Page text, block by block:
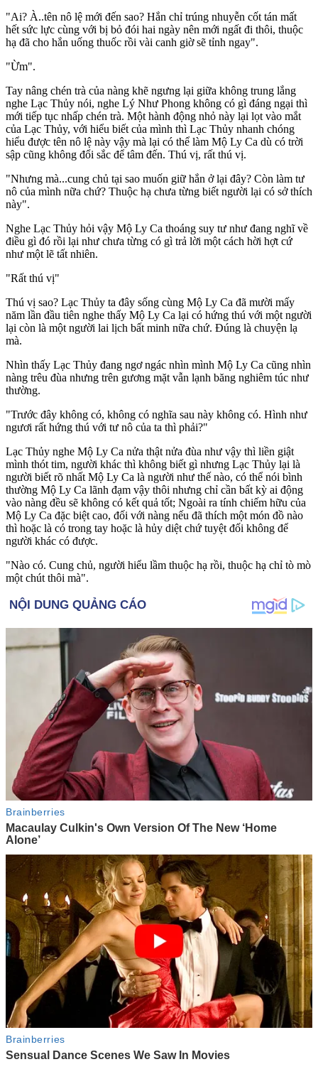
"Ai? À..tên n‌ô l‌ệ mới đến sao? Hắn chỉ trúng nhuyễn cốt tán mất
hết sức lực cùng với bị bỏ đói hai ngày nên mới ngất đi thôi, thuộc
hạ đã cho hắn uống thuốc rồi vài canh giờ sẽ tỉnh ngay".
"Ừm".
Tay nâng chén trà của nàng khẽ ngưng lại giữa không trung lắng
nghe Lạc Thủy nói, nghe Lý Như Phong không có gì đáng ngại thì
mới tiếp tục nhấp chén trà. Một hành động nhỏ này lại lọt vào mắt
của Lạc Thủy, với hiểu biết của mình thì Lạc Thủy nhanh chóng
hiểu được tên n‌ô l‌ệ này vậy mà lại có thể làm Mộ Ly Ca dù có trời
sập cũng không đổi sắc để tâm đến. Thú vị, rất thú vị.
"Nhưng mà...cung chủ tại sao muốn giữ hắn ở lại đây? Còn làm tư
nô của mình nữa chứ? Thuộc hạ chưa từng biết người lại có sở thích
này".
Nghe Lạc Thủy hỏi vậy Mộ Ly Ca thoáng suy tư như đang nghĩ về
điều gì đó rồi lại như chưa từng có gì trả lời một cách hời hợt cứ
như một lẽ tất nhiên.
"Rất thú vị"
Thú vị sao? Lạc Thủy ta đây sống cùng Mộ Ly Ca đã mười mấy
năm lần đầu tiên nghe thấy Mộ Ly Ca lại có hứng thú với một người
lại còn là một người lai lịch bất minh nữa chứ. Đúng là chuyện lạ
mà.
Nhìn thấy Lạc Thủy đang ngơ ngác nhìn mình Mộ Ly Ca cũng nhìn
nàng trêu đùa nhưng trên gương mặt vẫn lạnh băng nghiêm túc như
thường.
"Trước đây không có, không có nghĩa sau này không có. Hình như
ngươi rất hứng thú với tư nô của ta thì phải?"
Lạc Thủy nghe Mộ Ly Ca nửa thật nửa đùa như vậy thì liền giật
mình thót tim, người khác thì không biết gì nhưng Lạc Thủy lại là
người biết rõ nhất Mộ Ly Ca là người như thế nào, có thể nói bình
thường Mộ Ly Ca lãnh đạm vậy thôi nhưng chỉ cần bất kỳ ai động
vào nàng đều sẽ không có kết quả tốt; Ngoài ra tính chiếm hữu của
Mộ Ly Ca đặc biệt cao, đối với nàng nếu đã thích một món đồ nào
thì hoặc là có trong tay hoặc là hủy diệt chứ tuyệt đối không để
người khác có được.
"Nào có. Cung chủ, người hiểu lầm thuộc hạ rồi, thuộc hạ chỉ tò mò
một chút thôi mà".